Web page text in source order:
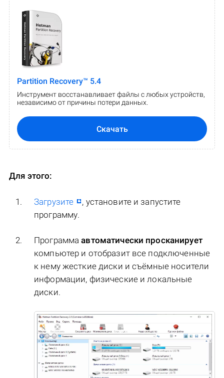
Partition Recovery™ 5.4
Инструмент восстанавливает файлы с любых устройств,
независимо от причины потери данных.
Скачать
Для этого:
Загрузите
, установите и запустите
программу.
Программаавтоматически просканирует
компьютер и отобразит все подключенные
к нему жесткие диски и съёмные носители
информации, физические и локальные
диски.